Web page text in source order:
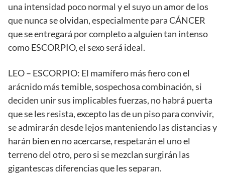
una intensidad poco normal y el suyo un amor de los
que nunca se olvidan, especialmente para CÁNCER
que se entregará por completo a alguien tan intenso
como ESCORPIO, el sexo será ideal.
LEO – ESCORPIO: El mamífero más fiero con el
arácnido más temible, sospechosa combinación, si
deciden unir sus implicables fuerzas, no habrá puerta
que se les resista, excepto las de un piso para convivir,
se admirarán desde lejos manteniendo las distancias y
harán bien en no acercarse, respetarán el uno el
terreno del otro, pero si se mezclan surgirán las
gigantescas diferencias que les separan.